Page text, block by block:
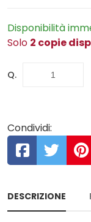
Disponibilità
Solo 2 copie
Q.
Condividi:
DESCRIZIONE